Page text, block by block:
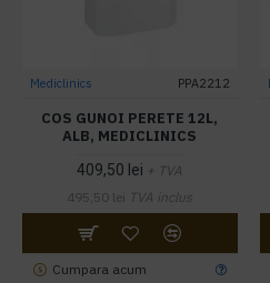
Mediclinics PPA2212
COS GUNOI PERETE 12L,
ALB, MEDICLINICS
409,50 lei + TVA
495,50 lei TVA inclus
Cumpara acum